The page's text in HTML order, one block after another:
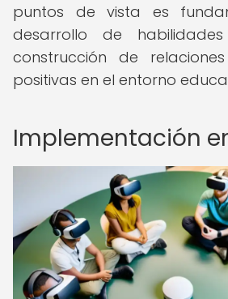
puntos de vista es
desarrollo de
construcción de
positivas en el entorno
Implementación